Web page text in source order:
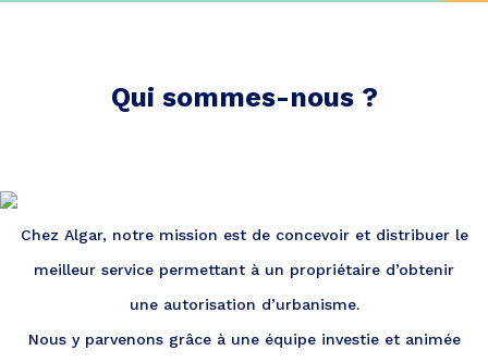
Qui sommes-nous ?
Chez Algar, notre mission est de concevoir et distribuer le
meilleur service permettant à un propriétaire d’obtenir
une autorisation d’urbanisme.
Nous y parvenons grâce à une équipe investie et animée